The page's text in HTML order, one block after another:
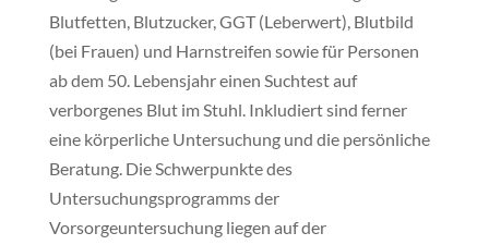
Blutfetten, Blutzucker, GGT (Leberwert), Blutbild
(bei Frauen) und Harnstreifen sowie für Personen
ab dem 50. Lebensjahr einen Suchtest auf
verborgenes Blut im Stuhl. Inkludiert sind ferner
eine körperliche Untersuchung und die persönliche
Beratung. Die Schwerpunkte des
Untersuchungsprogramms der
Vorsorgeuntersuchung liegen auf der